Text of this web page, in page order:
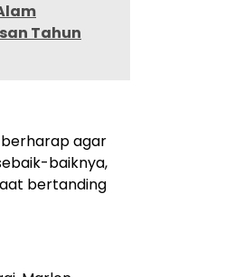
Tahun
agar
baiknya,
bertanding